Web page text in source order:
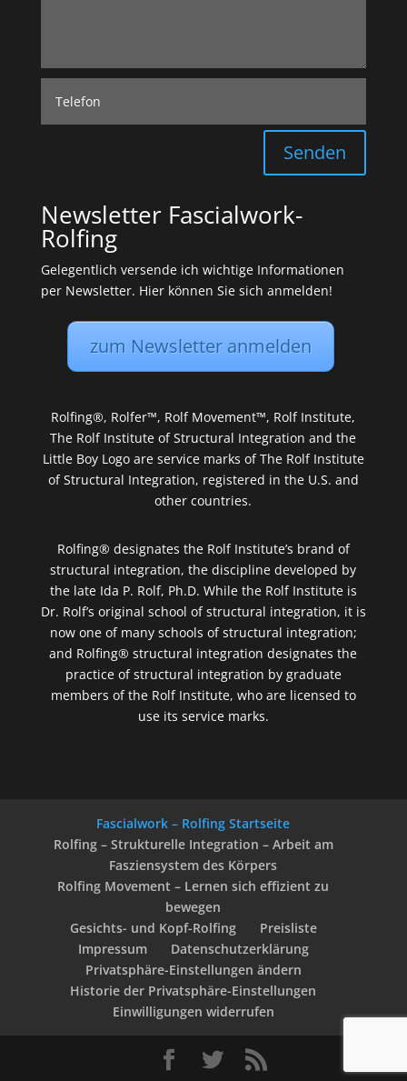
Senden
Newsletter Fascialwork-
Rolfing
Gelegentlich versende ich wichtige Informationen
per Newsletter. Hier können Sie sich anmelden!
zum Newsletter anmelden
Rolfing®, Rolfer™, Rolf Movement™, Rolf Institute,
The Rolf Institute of Structural Integration and the
Little Boy Logo are service marks of The Rolf Institute
of Structural Integration, registered in the U.S. and
other countries.
Rolfing® designates the Rolf Institute’s brand of
structural integration, the discipline developed by
the late Ida P. Rolf, Ph.D. While the Rolf Institute is
Dr. Rolf’s original school of structural integration, it is
now one of many schools of structural integration;
and Rolfing® structural integration designates the
practice of structural integration by graduate
members of the Rolf Institute, who are licensed to
use its service marks.
Fascialwork – Rolfing Startseite
Rolfing – Strukturelle Integration – Arbeit am
Fasziensystem des Körpers
Rolfing Movement – Lernen sich effizient zu
bewegen
Gesichts- und Kopf-Rolfing
Preisliste
Impressum
Datenschutzerklärung
Privatsphäre-Einstellungen ändern
Historie der Privatsphäre-Einstellungen
Einwilligungen widerrufen